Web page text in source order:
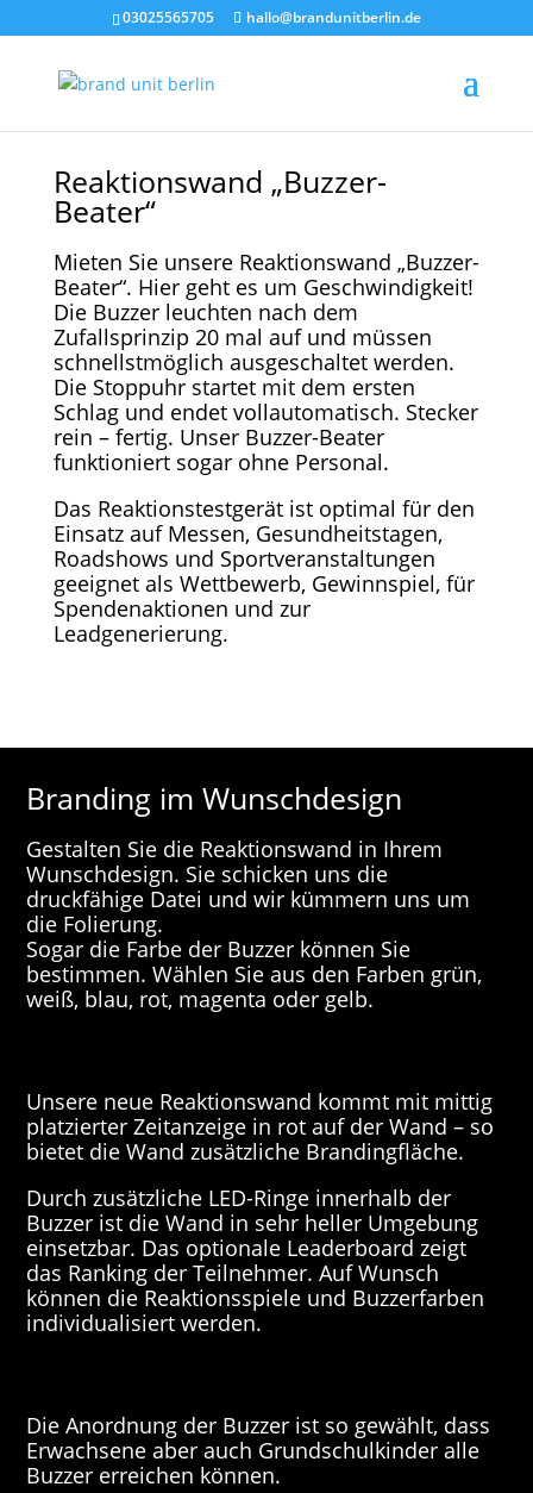
03025565705 hallo@brandunitberlin.de
Reaktionswand „Buzzer-
Beater“
Mieten Sie unsere Reaktionswand „Buzzer-
Beater“. Hier geht es um Geschwindigkeit!
Die Buzzer leuchten nach dem
Zufallsprinzip 20 mal auf und müssen
schnellstmöglich ausgeschaltet werden.
Die Stoppuhr startet mit dem ersten
Schlag und endet vollautomatisch. Stecker
rein – fertig. Unser Buzzer-Beater
funktioniert sogar ohne Personal.
Das Reaktionstestgerät ist optimal für den
Einsatz auf Messen, Gesundheitstagen,
Roadshows und Sportveranstaltungen
geeignet als Wettbewerb, Gewinnspiel, für
Spendenaktionen und zur
Leadgenerierung.
Branding im Wunschdesign
Gestalten Sie die Reaktionswand in Ihrem
Wunschdesign. Sie schicken uns die
druckfähige Datei und wir kümmern uns um
die Folierung.
Sogar die Farbe der Buzzer können Sie
bestimmen. Wählen Sie aus den Farben grün,
weiß, blau, rot, magenta oder gelb.
Unsere neue Reaktionswand kommt mit mittig
platzierter Zeitanzeige in rot auf der Wand – so
bietet die Wand zusätzliche Brandingfläche.
Durch zusätzliche LED-Ringe innerhalb der
Buzzer ist die Wand in sehr heller Umgebung
einsetzbar. Das optionale Leaderboard zeigt
das Ranking der Teilnehmer. Auf Wunsch
können die Reaktionsspiele und Buzzerfarben
individualisiert werden.
Die Anordnung der Buzzer ist so gewählt, dass
Erwachsene aber auch Grundschulkinder alle
Buzzer erreichen können.